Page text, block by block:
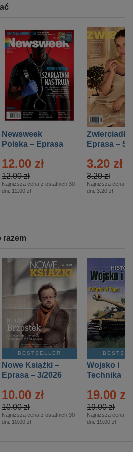
Newsweek
Polska – Eprasa
12.00 zł
12.00 zł
Najniższa cena z ostatnich 30
dni: 12.00 zł
Zwierciadło
Eprasa – 5/
3.20 zł
3.20 zł
Najniższa cena z
dni: 3.20 zł
razem
BESTSELLER
Nowe Książki –
Eprasa – 3/2026
10.00 zł
10.00 zł
Najniższa cena z ostatnich 30
dni: 10.00 zł
Wojsko i
Technika
– 2/2026
19.00 zł
19.00 zł
Najniższa cena z
dni: 19.00 zł